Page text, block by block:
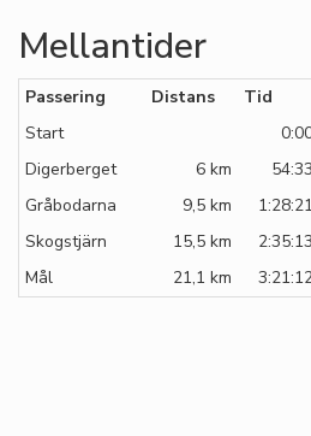
Mellantider
Passering Distans Tid
Start
Digerberget
6 km 54:33
Gråbodarna
9,5 km 1:28:21
Skogstjärn
15,5 km 2:35:13
Mål
21,1 km